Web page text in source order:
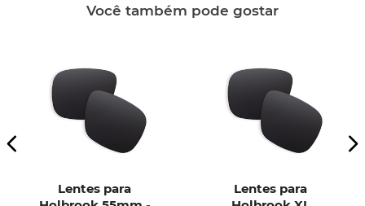
Você também pode gostar
Lentes para
Lentes para